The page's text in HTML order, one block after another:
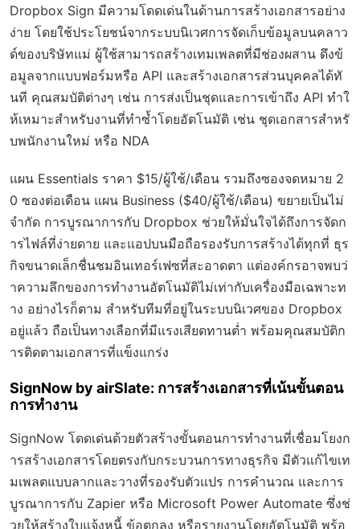
Dropbox Sign มีความโดดเด่นในด้านการสร้างเอกสารอย่าง
ง่าย โดยใช้ประโยชน์จากระบบนิเวศการจัดเก็บข้อมูลบนคลาว
ด์ของบริษัทแม่ ผู้ใช้สามารถสร้างเทมเพลตที่มีช่องผสาน ดึงข้
อมูลจากแบบฟอร์มหรือ API และสร้างเอกสารส่วนบุคคลได้ทั
นที คุณสมบัติต่างๆ เช่น การส่งเป็นชุดและการเข้าถึง API ทำใ
ห้เหมาะสำหรับงานที่ทำซ้ำโดยอัตโนมัติ เช่น ชุดเอกสารสำหรั
บพนักงานใหม่ หรือ NDA
แผน Essentials ราคา $15/ผู้ใช้/เดือน รวมถึงซองจดหมาย 2
0 ซองต่อเดือน แผน Business ($40/ผู้ใช้/เดือน) ขยายเป็นไม่
จำกัด การบูรณาการกับ Dropbox ช่วยให้มั่นใจได้ถึงการจัดก
ารไฟล์ที่ง่ายดาย และแอปบนมือถือรองรับการสร้างได้ทุกที่ ธุร
กิจขนาดเล็กชื่นชมอินเทอร์เฟซที่สะอาดตา แต่องค์กรอาจพบว่
าความลึกของการทำงานอัตโนมัติไม่เท่ากับเครื่องมือเฉพาะท
าง อย่างไรก็ตาม สำหรับทีมที่อยู่ในระบบนิเวศของ Dropbox
อยู่แล้ว ถือเป็นทางเลือกที่มีแรงเสียดทานต่ำ พร้อมคุณสมบัติก
ารติดตามเอกสารที่แข็งแกร่ง
SignNow by airSlate: การสร้างเอกสารที่เน้นขั้นตอน
การทำงาน
SignNow โดดเด่นด้วยตัวสร้างขั้นตอนการทำงานที่เชื่อมโยงก
ารสร้างเอกสารโดยตรงกับกระบวนการทางธุรกิจ มีตัวแก้ไขเท
มเพลตแบบลากและวางที่รองรับตัวแปร การคำนวณ และการ
บูรณาการกับ Zapier หรือ Microsoft Power Automate ซึ่งช่
วยให้สร้างใบแจ้งหนี้ ข้อตกลง หรือรายงานโดยอัตโนมัติ พร้อ